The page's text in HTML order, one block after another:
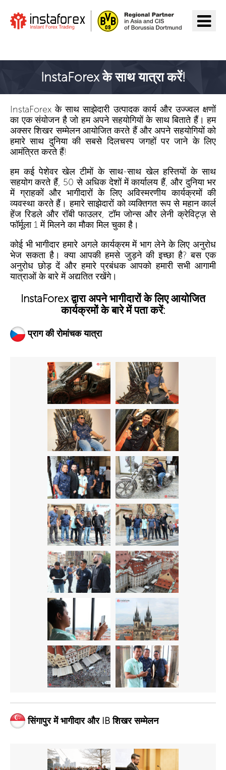
InstaForex के साथ यात्रा करें!
InstaForex के साथ साझेदारी उत्पादक कार्य और उज्ज्वल क्षणों
का एक संयोजन है जो हम अपने सहयोगियों के साथ बिताते हैं। हम
अक्सर शिखर सम्मेलन आयोजित करते हैं और अपने सहयोगियों को
हमारे साथ दुनिया की सबसे दिलचस्प जगहों पर जाने के लिए
आमंत्रित करते हैं!
हम कई पेशेवर खेल टीमों के साथ-साथ खेल हस्तियों के साथ
सहयोग करते हैं, 50 से अधिक देशों में कार्यालय हैं, और दुनिया भर
में ग्राहकों और भागीदारों के लिए अविस्मरणीय कार्यक्रमों की
व्यवस्था करते हैं। हमारे साझेदारों को व्यक्तिगत रूप से महान कार्ल
हेंज रिडले और रॉबी फाउलर, टॉम जोन्स और लेनी क्रेविट्ज़ से
फॉर्मूला 1 में मिलने का मौका मिल चुका है।
कोई भी भागीदार हमारे अगले कार्यक्रम में भाग लेने के लिए अनुरोध
भेज सकता है। क्या आपकी हमसे जुड़ने की इच्छा है? बस एक
अनुरोध छोड़ दें और हमारे प्रबंधक आपको हमारी सभी आगामी
यात्राओं के बारे में अद्यतित रखेंगे।
InstaForex द्वारा अपने भागीदारों के लिए आयोजित
कार्यक्रमों के बारे में पता करें:
प्राग की रोमांचक यात्रा
सिंगापुर में भागीदार और IB शिखर सम्मेलन